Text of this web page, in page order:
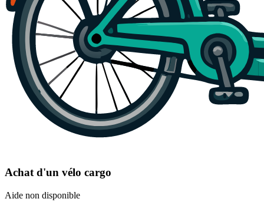
Achat d'un vélo cargo
Aide non disponible